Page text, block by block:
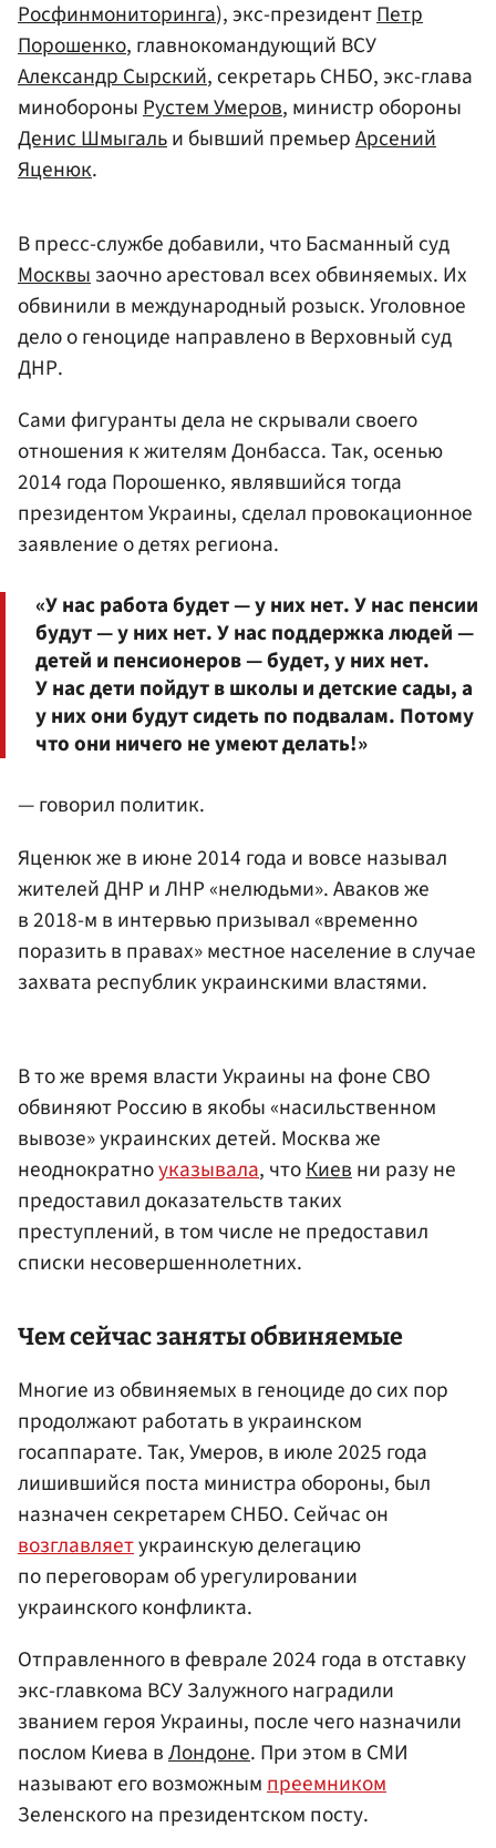
Росфинмониторинга), экс-президентПетр
Порошенко, главнокомандующий ВСУ
Александр Сырский, секретарь СНБО, экс-глава
минобороныРустем Умеров, министр обороны
Денис Шмыгальи бывший премьерАрсений
Яценюк.
В пресс-службе добавили, что Басманный суд
Москвызаочно арестовал всех обвиняемых. Их
обвинили в международный розыск. Уголовное
дело о геноциде направлено в Верховный суд
ДНР.
Сами фигуранты дела не скрывали своего
отношения к жителям Донбасса. Так, осенью
2014 года Порошенко, являвшийся тогда
президентом Украины, сделал провокационное
заявление о детях региона.
«У нас работа будет — у них нет. У нас пенсии
будут — у них нет. У нас поддержка людей —
детей и пенсионеров — будет, у них нет.
У нас дети пойдут в школы и детские сады, а
у них они будут сидеть по подвалам. Потому
что они ничего не умеют делать!»
— говорил политик.
Яценюк же в июне 2014 года и вовсе называл
жителей ДНР и ЛНР «нелюдьми». Аваков же
в 2018-м в интервью призывал «временно
поразить в правах» местное население в случае
захвата республик украинскими властями.
В то же время власти Украины на фоне СВО
обвиняют Россию в якобы «насильственном
вывозе» украинских детей. Москва же
неоднократноуказывала, чтоКиевни разу не
предоставил доказательств таких
преступлений, в том числе не предоставил
списки несовершеннолетних.
Чем сейчас заняты обвиняемые
Многие из обвиняемых в геноциде до сих пор
продолжают работать в украинском
госаппарате. Так, Умеров, в июле 2025 года
лишившийся поста министра обороны, был
назначен секретарем СНБО. Сейчас он
возглавляетукраинскую делегацию
по переговорам об урегулировании
украинского конфликта.
Отправленного в феврале 2024 года в отставку
экс-главкома ВСУ Залужного наградили
званием героя Украины, после чего назначили
послом Киева вЛондоне. При этом в СМИ
называют его возможнымпреемником
Зеленского на президентском посту.